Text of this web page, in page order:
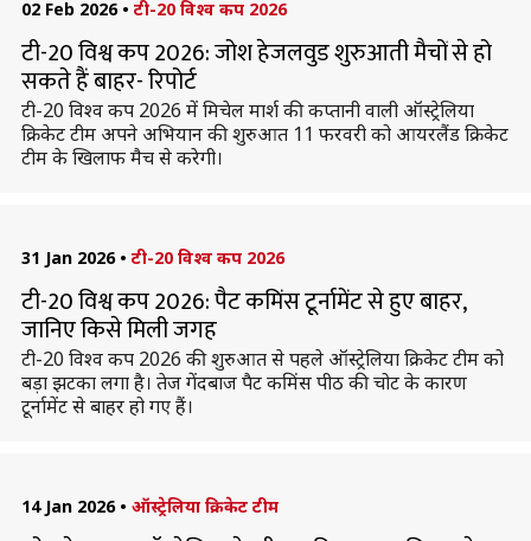
02 Feb 2026 • टी-20 विश्व कप 2026
टी-20 विश्व कप 2026: जोश हेजलवुड शुरुआती मैचों से हो
सकते हैं बाहर- रिपोर्ट
टी-20 विश्व कप 2026 में मिचेल मार्श की कप्तानी वाली ऑस्ट्रेलिया
क्रिकेट टीम अपने अभियान की शुरुआत 11 फरवरी को आयरलैंड क्रिकेट
टीम के खिलाफ मैच से करेगी।
31 Jan 2026 • टी-20 विश्व कप 2026
टी-20 विश्व कप 2026: पैट कमिंस टूर्नामेंट से हुए बाहर,
जानिए किसे मिली जगह
टी-20 विश्व कप 2026 की शुरुआत से पहले ऑस्ट्रेलिया क्रिकेट टीम को
बड़ा झटका लगा है। तेज गेंदबाज पैट कमिंस पीठ की चोट के कारण
टूर्नामेंट से बाहर हो गए हैं।
14 Jan 2026 • ऑस्ट्रेलिया क्रिकेट टीम